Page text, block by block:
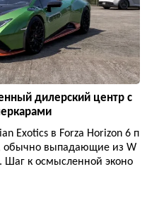
дилерский центр с
Exotics в Forza Horizon 6 п
обычно выпадающие из W
Шаг к осмысленной эконо